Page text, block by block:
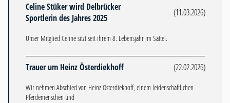
Celine Stüker wird Delbrücker
Sportlerin des Jahres 2025
(11.03.2026)
Unser Mitglied Celine sitzt seit ihrem 8. Lebensjahr im Sattel.
Trauer um Heinz Österdiekhoff (22.02.2026)
Wir nehmen Abschied von Heinz Österdiekhoff, einem leidenschaftlichen
Pferdemenschen und